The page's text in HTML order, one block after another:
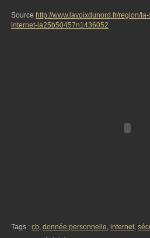
Source http://www.lavoixdunord.fr/region/
internet-ia25b50457n1436052
Tags : cb, donnée personnelle, internet,